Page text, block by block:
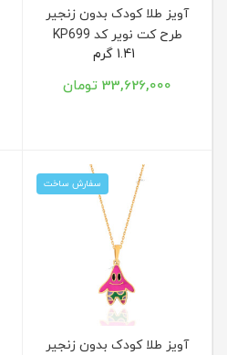
آویز طلا کودک بدون زنجیر
طرح کت نویر کد KP699
33,626,000 تومان
سفارش ساخت
آویز طلا کودک بدون زنجیر